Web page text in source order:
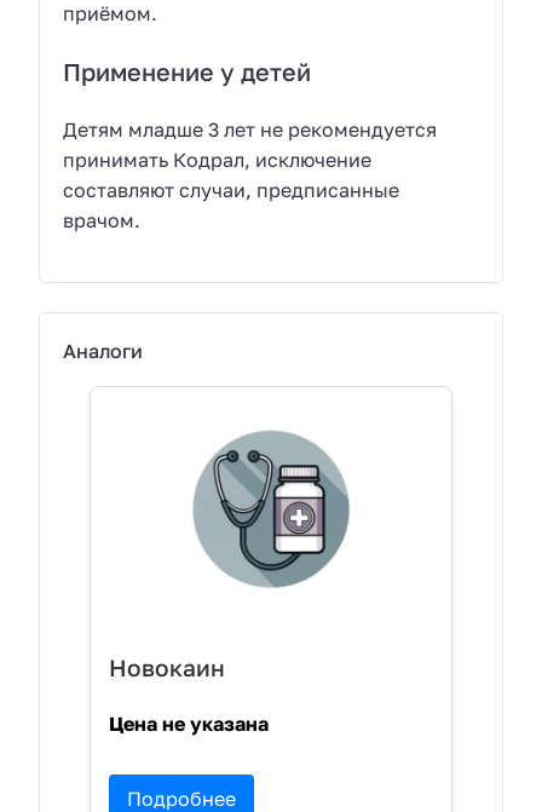
приёмом.
Применение у детей
Детям младше 3 лет не рекомендуется
принимать Кодрал, исключение
составляют случаи, предписанные
врачом.
Аналоги
Новокаин
Цена не указана
Подробнее